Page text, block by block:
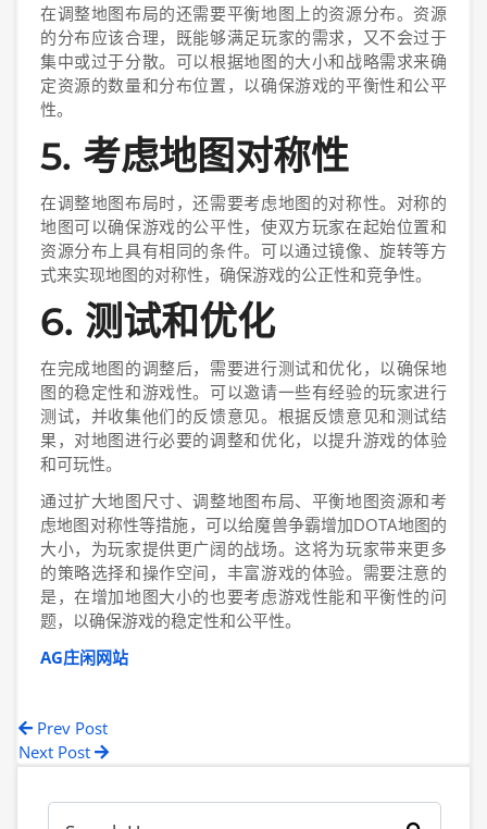
在调整地图布局的还需要平衡地图上的资源分布。资源
的分布应该合理，既能够满足玩家的需求，又不会过于
集中或过于分散。可以根据地图的大小和战略需求来确
定资源的数量和分布位置，以确保游戏的平衡性和公平
性。
5. 考虑地图对称性
在调整地图布局时，还需要考虑地图的对称性。对称的
地图可以确保游戏的公平性，使双方玩家在起始位置和
资源分布上具有相同的条件。可以通过镜像、旋转等方
式来实现地图的对称性，确保游戏的公正性和竞争性。
6. 测试和优化
在完成地图的调整后，需要进行测试和优化，以确保地
图的稳定性和游戏性。可以邀请一些有经验的玩家进行
测试，并收集他们的反馈意见。根据反馈意见和测试结
果，对地图进行必要的调整和优化，以提升游戏的体验
和可玩性。
通过扩大地图尺寸、调整地图布局、平衡地图资源和考
虑地图对称性等措施，可以给魔兽争霸增加DOTA地图的
大小，为玩家提供更广阔的战场。这将为玩家带来更多
的策略选择和操作空间，丰富游戏的体验。需要注意的
是，在增加地图大小的也要考虑游戏性能和平衡性的问
题，以确保游戏的稳定性和公平性。
AG庄闲网站
Prev Post
Next Post